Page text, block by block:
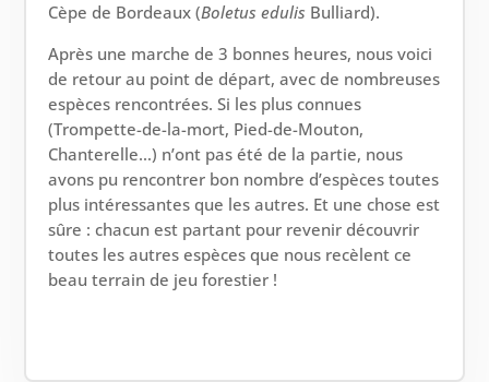
Cèpe de Bordeaux (Boletus edulis Bulliard).
Après une marche de 3 bonnes heures, nous voici
de retour au point de départ, avec de nombreuses
espèces rencontrées. Si les plus connues
(Trompette-de-la-mort, Pied-de-Mouton,
Chanterelle…) n’ont pas été de la partie, nous
avons pu rencontrer bon nombre d’espèces toutes
plus intéressantes que les autres. Et une chose est
sûre : chacun est partant pour revenir découvrir
toutes les autres espèces que nous recèlent ce
beau terrain de jeu forestier !